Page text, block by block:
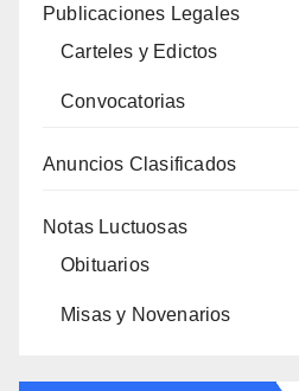
Publicaciones Legales
Carteles y Edictos
Convocatorias
Anuncios Clasificados
Notas Luctuosas
Obituarios
Misas y Novenarios